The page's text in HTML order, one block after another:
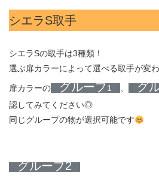
シエラS取手
シエラSの取手は3種類！
選ぶ扉カラーによって選べる取手が変
扉カラーの グループ1 、 グ
認してみてください◎
同じグループの物が選択可能です
グループ2